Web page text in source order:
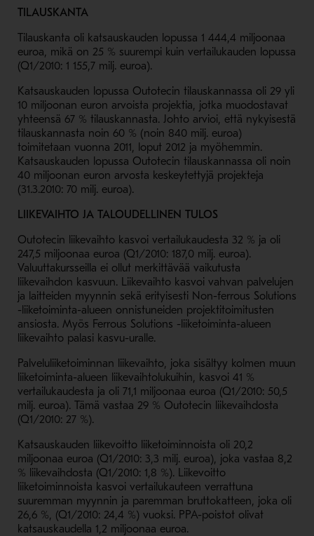
TILAUSKANTA
Tilauskanta oli katsauskauden lopussa 1 444,4 miljoonaa
euroa, mikä on 25 % suurempi kuin vertailukauden lopussa
(Q1/2010: 1 155,7 milj. euroa).
Katsauskauden lopussa Outotecin tilauskannassa oli 29 yli
10 miljoonan euron arvoista projektia, jotka muodostavat
yhteensä 67 % tilauskannasta. Johto arvioi, että nykyisestä
tilauskannasta noin 60 % (noin 840 milj. euroa)
toimitetaan vuonna 2011, loput 2012 ja myöhemmin.
Katsauskauden lopussa Outotecin tilauskannassa oli noin
40 miljoonan euron arvosta keskeytettyjä projekteja
(31.3.2010: 70 milj. euroa).
LIIKEVAIHTO JA TALOUDELLINEN TULOS
Outotecin liikevaihto kasvoi vertailukaudesta 32 % ja oli
247,5 miljoonaa euroa (Q1/2010: 187,0 milj. euroa).
Valuuttakursseilla ei ollut merkittävää vaikutusta
liikevaihdon kasvuun. Liikevaihto kasvoi vahvan palvelujen
ja laitteiden myynnin sekä erityisesti Non-ferrous Solutions
-liiketoiminta-alueen onnistuneiden projektitoimitusten
ansiosta. Myös Ferrous Solutions -liiketoiminta-alueen
liikevaihto palasi kasvu-uralle.
Palveluliiketoiminnan liikevaihto, joka sisältyy kolmen muun
liiketoiminta-alueen liikevaihtolukuihin, kasvoi 41 %
vertailukaudesta ja oli 71,1 miljoonaa euroa (Q1/2010: 50,5
milj. euroa). Tämä vastaa 29 % Outotecin liikevaihdosta
(Q1/2010: 27 %).
Katsauskauden liikevoitto liiketoiminnoista oli 20,2
miljoonaa euroa (Q1/2010: 3,3 milj. euroa), joka vastaa 8,2
% liikevaihdosta (Q1/2010: 1,8 %). Liikevoitto
liiketoiminnoista kasvoi vertailukauteen verrattuna
suuremman myynnin ja paremman bruttokatteen, joka oli
26,6 %, (Q1/2010: 24,4 %) vuoksi. PPA-poistot olivat
katsauskaudella 1,2 miljoonaa euroa.